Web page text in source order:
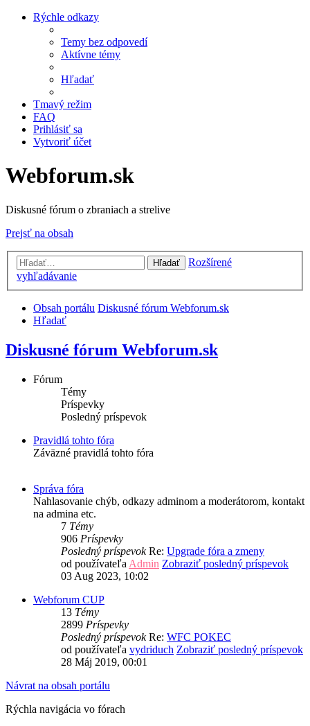
Rýchle odkazy
Temy bez odpovedí
Aktívne témy
Hľadať
Tmavý režim
FAQ
Prihlásiť sa
Vytvoriť účet
Webforum.sk
Diskusné fórum o zbraniach a strelive
Prejsť na obsah
Hľadať
Rozšírené
vyhľadávanie
Obsah portálu Diskusné fórum Webforum.sk
Hľadať
Diskusné fórum Webforum.sk
Fórum
Témy
Príspevky
Posledný príspevok
Pravidlá tohto fóra
Záväzné pravidlá tohto fóra
Správa fóra
Nahlasovanie chýb, odkazy adminom a moderátorom, kontakt
na admina etc.
7 Témy
906 Príspevky
Posledný príspevokRe: Upgrade fóra a zmeny
od používateľa Admin Zobraziť posledný príspevok
03 Aug 2023, 10:02
Webforum CUP
13 Témy
2899 Príspevky
Posledný príspevokRe: WFC POKEC
od používateľa vydriduch Zobraziť posledný príspevok
28 Máj 2019, 00:01
Návrat na obsah portálu
Rýchla navigácia vo fórach